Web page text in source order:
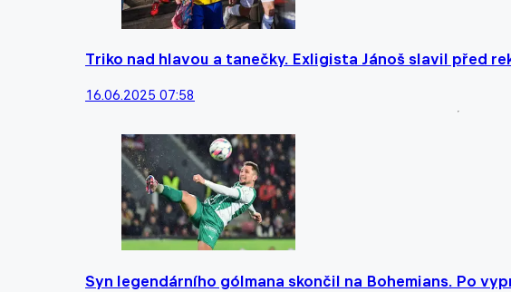
Triko nad hlavou a tanečky. Exligista Jánoš slavil před
16.06.2025 07:58
Syn legendárního gólmana skončil na Bohemians. Po